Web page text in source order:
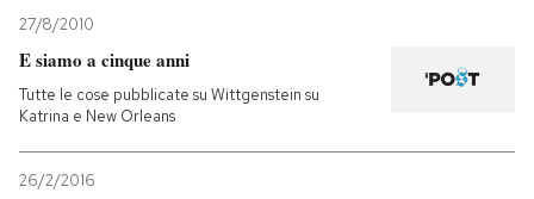
27/8/2010
E siamo a cinque anni
Tutte le cose pubblicate su Wittgenstein su
Katrina e New Orleans
26/2/2016